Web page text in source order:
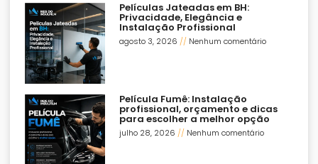
Películas Jateadas em BH:
Privacidade, Elegância e
Instalação Profissional
agosto 3, 2026 Nenhum comentário
Película Fumê: Instalação
profissional, orçamento e dicas
para escolher a melhor opção
julho 28, 2026 Nenhum comentário